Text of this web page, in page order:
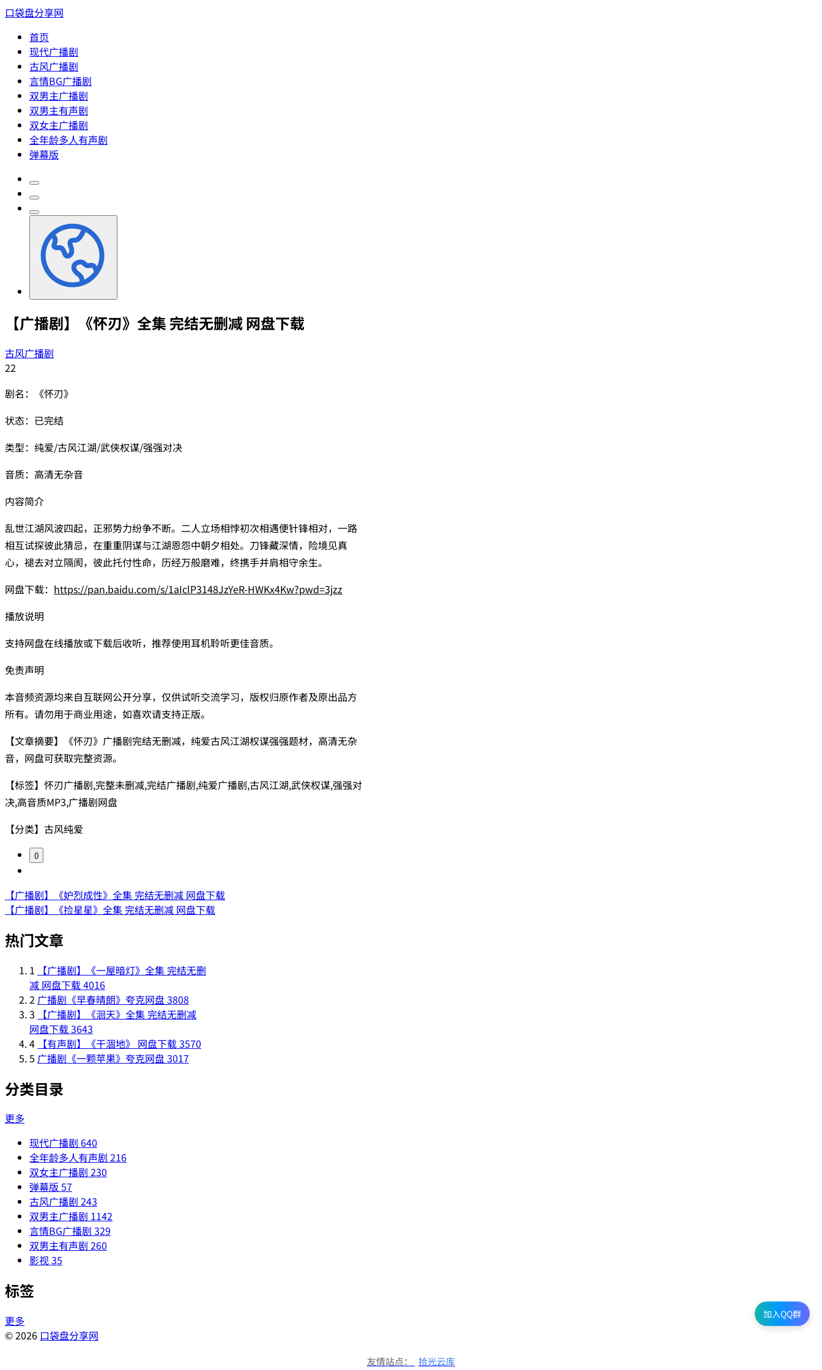
口袋盘分享网
首页
现代广播剧
古风广播剧
言情BG广播剧
双男主广播剧
双男主有声剧
双女主广播剧
全年龄多人有声剧
弹幕版
【广播剧】《怀刃》全集 完结无删减 网盘下载
古风广播剧
22
剧名：《怀刃》
状态：已完结
类型：纯爱/古风江湖/武侠权谋/强强对决
音质：高清无杂音
内容简介
乱世江湖风波四起，正邪势力纷争不断。二人立场相悖初次相遇便针锋相对，一路
相互试探彼此猜忌，在重重阴谋与江湖恩怨中朝夕相处。刀锋藏深情，险境见真
心，褪去对立隔阂，彼此托付性命，历经万般磨难，终携手并肩相守余生。
网盘下载： https://pan.baidu.com/s/1aIclP3148JzYeR-HWKx4Kw?pwd=3jzz
播放说明
支持网盘在线播放或下载后收听，推荐使用耳机聆听更佳音质。
免责声明
本音频资源均来自互联网公开分享，仅供试听交流学习，版权归原作者及原出品方
所有。请勿用于商业用途，如喜欢请支持正版。
【文章摘要】《怀刃》广播剧完结无删减，纯爱古风江湖权谋强强题材，高清无杂
音，网盘可获取完整资源。
【标签】怀刃广播剧,完整未删减,完结广播剧,纯爱广播剧,古风江湖,武侠权谋,强强对
决,高音质MP3,广播剧网盘
【分类】古风纯爱
0
【广播剧】《妒烈成性》全集 完结无删减 网盘下载
【广播剧】《捡星星》全集 完结无删减 网盘下载
热门文章
1
【广播剧】《一屋暗灯》全集 完结无删
减 网盘下载4016
2 广播剧《早春晴朗》夸克网盘3808
3
【广播剧】《洄天》全集 完结无删减
网盘下载3643
4 【有声剧】《干涸地》 网盘下载3570
5 广播剧《一颗苹果》夸克网盘3017
分类目录
更多
现代广播剧 640
全年龄多人有声剧 216
双女主广播剧 230
弹幕版 57
古风广播剧 243
双男主广播剧 1142
言情BG广播剧 329
双男主有声剧 260
影视35
标签
更多
© 2026 口袋盘分享网
加入QQ群
友情站点： 拾光云库